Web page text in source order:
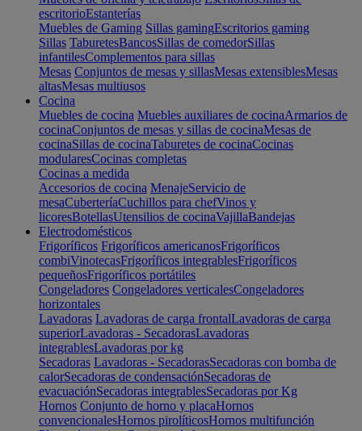
escritorioEstanterías
Muebles de Gaming Sillas gamingEscritorios gaming
Sillas TaburetesBancosSillas de comedorSillas
infantilesComplementos para sillas
Mesas Conjuntos de mesas y sillasMesas extensiblesMesas
altasMesas multiusos
Cocina
Muebles de cocina Muebles auxiliares de cocinaArmarios de
cocinaConjuntos de mesas y sillas de cocinaMesas de
cocinaSillas de cocinaTaburetes de cocinaCocinas
modularesCocinas completas
Cocinas a medida
Accesorios de cocina MenajeServicio de
mesaCuberteríaCuchillos para chefVinos y
licoresBotellasUtensilios de cocinaVajillaBandejas
Electrodomésticos
Frigoríficos Frigoríficos americanosFrigoríficos
combiVinotecasFrigoríficos integrablesFrigoríficos
pequeñosFrigoríficos portátiles
Congeladores Congeladores verticalesCongeladores
horizontales
Lavadoras Lavadoras de carga frontalLavadoras de carga
superiorLavadoras - SecadorasLavadoras
integrablesLavadoras por kg
Secadoras Lavadoras - SecadorasSecadoras con bomba de
calorSecadoras de condensaciónSecadoras de
evacuaciónSecadoras integrablesSecadoras por Kg
Hornos Conjunto de horno y placaHornos
convencionalesHornos pirolíticosHornos multifunción